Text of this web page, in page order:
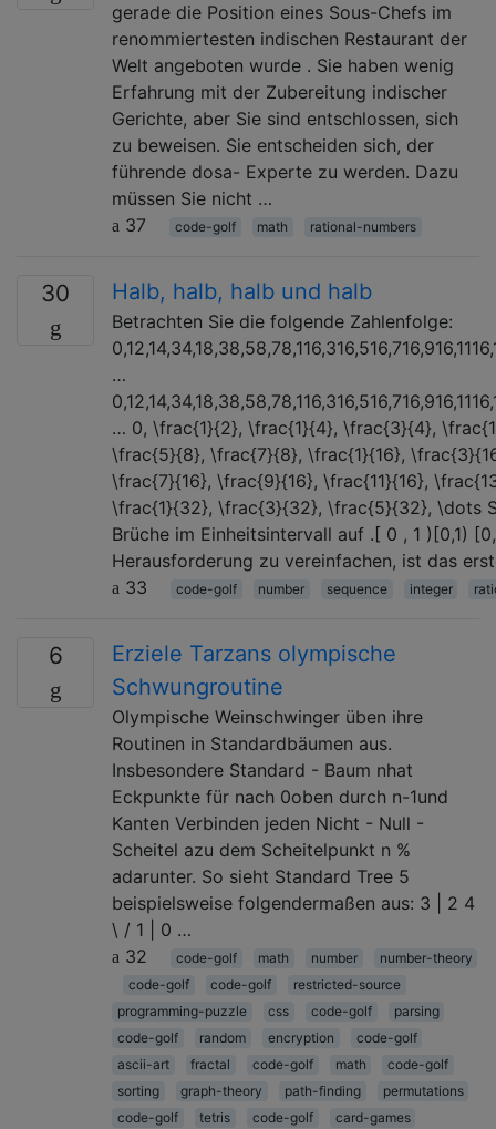
gerade die Position eines Sous-Chefs im
renommiertesten indischen Restaurant der
Welt angeboten wurde . Sie haben wenig
Erfahrung mit der Zubereitung indischer
Gerichte, aber Sie sind entschlossen, sich
zu beweisen. Sie entscheiden sich, der
führende dosa- Experte zu werden. Dazu
müssen Sie nicht …
37
code-golf math rational-numbers
30 Halb, halb, halb und halb
Betrachten Sie die folgende Zahlenfolge:
…
… 0, \frac{1}{2}, \frac{1}{4}, \frac{3}{4},
\frac{5}{8}, \frac{7}{8}, \frac{1}{16},
\frac{7}{16}, \frac{9}{16}, \frac{11}{16},
\frac{1}{32}, \frac{3}{32}, \frac{5}{32}, \dots
Brüche im Einheitsintervall auf .[ 0 , 1 )[0,1)
Herausforderung zu vereinfachen, ist das
33
code-golf number sequence integer
6
Erziele Tarzans olympische
Schwungroutine
Olympische Weinschwinger üben ihre
Routinen in Standardbäumen aus.
Insbesondere Standard - Baum nhat
Eckpunkte für nach 0oben durch n-1und
Kanten Verbinden jeden Nicht - Null -
Scheitel azu dem Scheitelpunkt n %
adarunter. So sieht Standard Tree 5
beispielsweise folgendermaßen aus: 3 | 2 4
\ / 1 | 0 …
32
code-golf math number
number-theory
code-golf
code-golf
restricted-source
programming-puzzle
css code-golf
parsing
code-golf
random encryption
code-golf
ascii-art
fractal code-golf math
code-golf
sorting
graph-theory path-finding
permutations
code-golf
tetris code-golf card-games